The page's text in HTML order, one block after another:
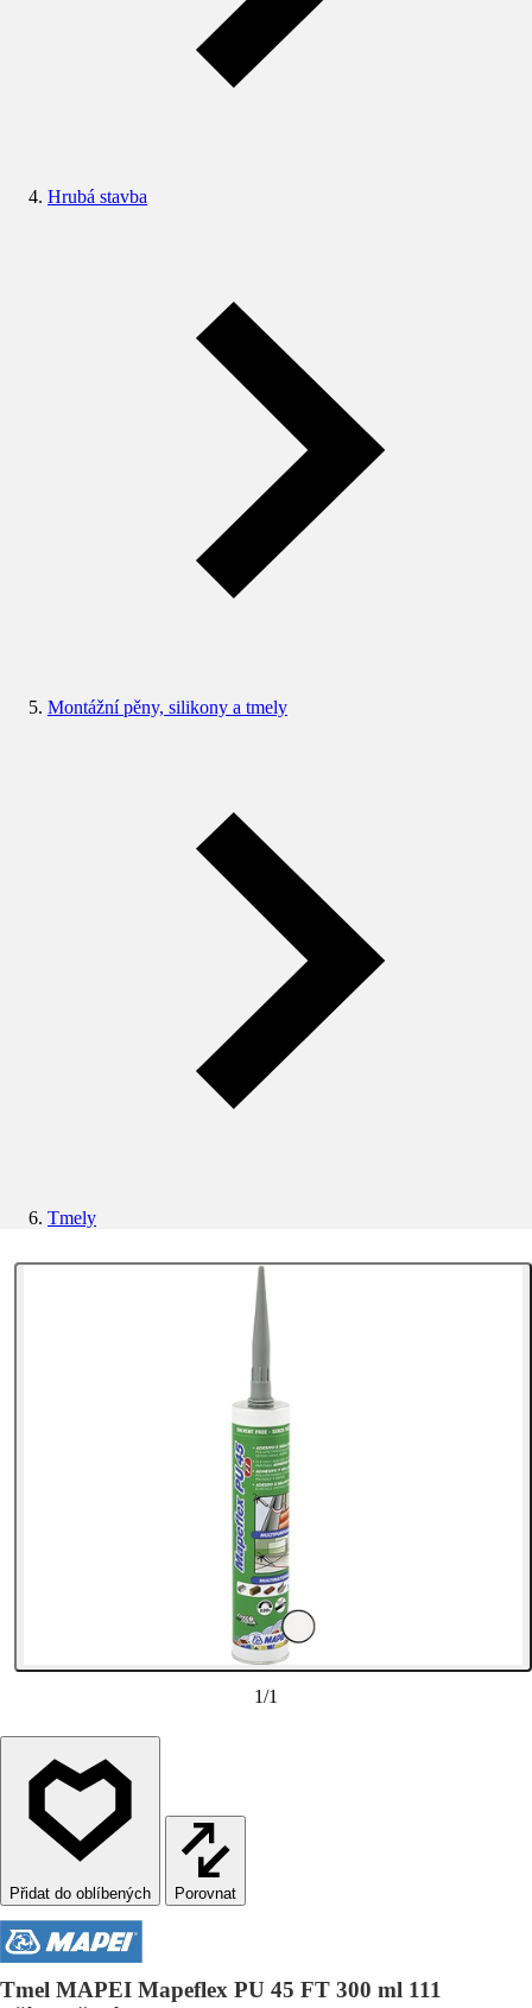
Hrubá stavba
Montážní pěny, silikony a tmely
Tmely
1/1
Porovnat
Tmel MAPEI Mapeflex PU 45 FT 300 ml 111